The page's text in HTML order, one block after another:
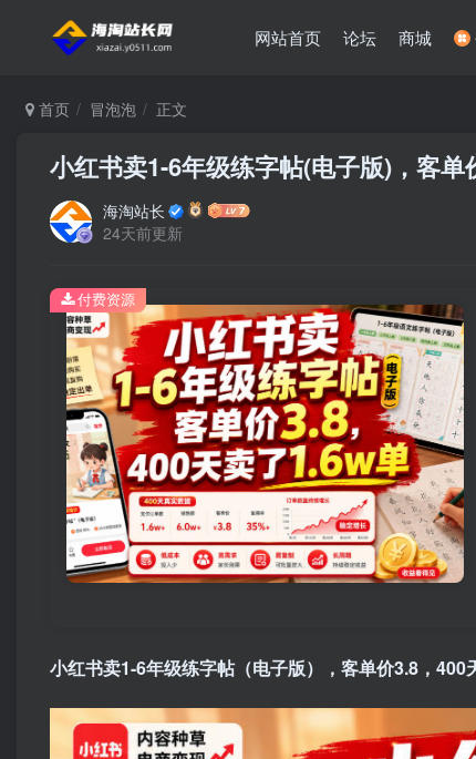
网站首页 论坛 商城
首页 冒泡泡 正文
小红书卖1-6年级练字帖(电子版)，客
海淘站长
24天前更新
付费资源
小红书卖1-6年级练字帖（电子版），客单价3.8，400